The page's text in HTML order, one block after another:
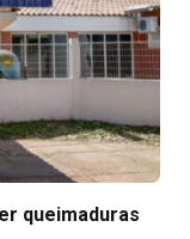
queimaduras